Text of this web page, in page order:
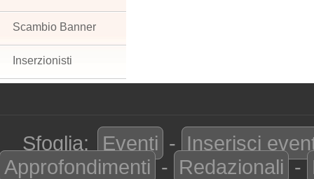
Scambio Banner
Inserzionisti
Sfoglia: Eventi - Inserisci
Approfondimenti - Redazionali -